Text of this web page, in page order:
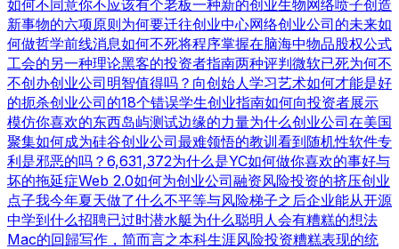
如何不同意你不应该有个老板一种新的创业生物网络喷子创造
新事物的六项原则为何要迁往创业中心网络创业公司的未来如
何做哲学前线消息如何不死将程序掌握在脑海中物品股权公式
工会的另一种理论黑客的投资者指南两种评判微软已死为何不
不创办创业公司明智值得吗？ 向创始人学习艺术如何才能是好
的扼杀创业公司的18个错误学生创业指南如何向投资者展示
模仿你喜欢的东西岛屿测试边缘的力量为什么创业公司在美国
聚集如何成为硅谷创业公司最难领悟的教训 看到随机性软件专
利是邪恶的吗？ 6,631,372为什么是YC如何做你喜欢的事好与
坏的拖延症Web 2.0如何为创业公司融资风险投资的挤压创业
点子我今年夏天做了什么不平等与风险梯子之后企业能从开源
中学到什么招聘已过时潜水艇为什么聪明人会有糟糕的想法
Mac的回歸写作，简而言之本科生涯风险投资糟糕表现的统